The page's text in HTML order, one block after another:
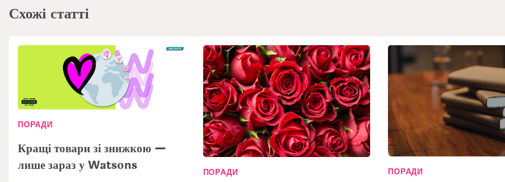
Схожі статті
ПОРАДИ
Кращі товари зі знижкою —
лише зараз у Watsons
ПОРАДИ ПОРАДИ